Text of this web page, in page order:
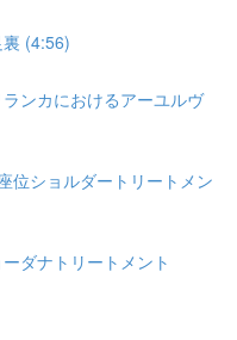
裏 (4:56)
ンカにおけるアーユルヴ
位ショルダートリートメン
ダナトリートメント